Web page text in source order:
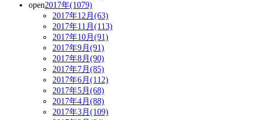
open2017年(1079)
2017年12月(63)
2017年11月(113)
2017年10月(91)
2017年9月(91)
2017年8月(90)
2017年7月(85)
2017年6月(112)
2017年5月(68)
2017年4月(88)
2017年3月(109)